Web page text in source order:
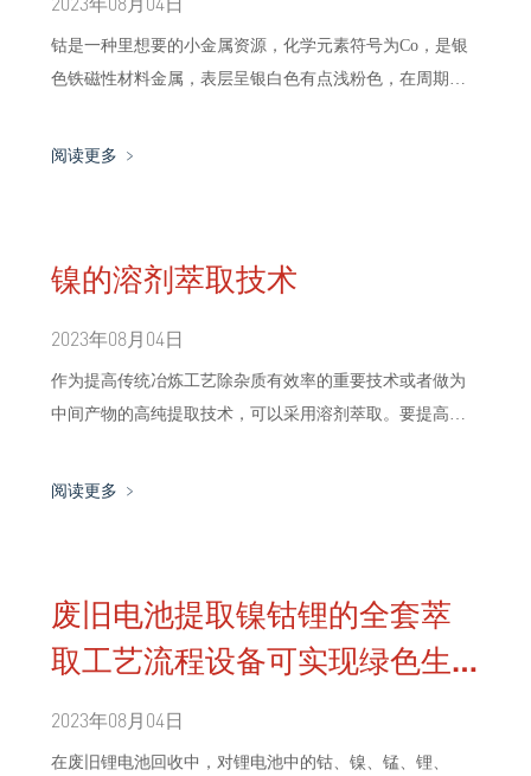
钴是一种里想要的小金属资源，化学元素符号为Co，是银
色铁磁性材料金属，表层呈银白色有点浅粉色，在周期中
铁族元素。
阅读更多 ﹥
镍的溶剂萃取技术
2023年08月04日
作为提高传统冶炼工艺除杂质有效率的重要技术或者做为
中间产物的高纯提取技术，可以采用溶剂萃取。要提高镍
个意义来说，溶剂萃取法也是提取高纯镍的一种重要技
阅读更多 ﹥
废旧电池提取镍钴锂的全套萃
取工艺流程设备可实现绿色生
产
2023年08月04日
在废旧锂电池回收中，对锂电池中的钴、镍、锰、锂、